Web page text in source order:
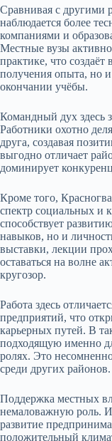
Сравнивая с другими
наблюдается более
компаниями и
Местные вузы активно
практике, что
получения опыта, но и
окончании учёбы.
Командный дух здесь
Работники охотно
друга, создавая
выгодно отличает
доминирует
Кроме того,
спектр социальных и
способствует
навыков, но и
выставки, лекции
оставаться на волне
кругозор.
Работа здесь
предприятий, что
карьерных путей. В
подходящую именно
ролях. Это
среди других районов.
Поддержка местных
немаловажную роль.
развитие
положительный